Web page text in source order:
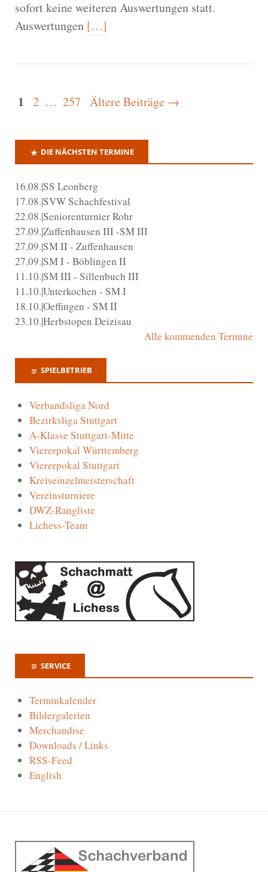
sofort keine weiteren Auswertungen statt.
Auswertungen […]
1 2 … 257 Ältere Beiträge →
DIE NÄCHSTEN TERMINE
16.08.|SS Leonberg
17.08.|SVW Schachfestival
22.08.|Seniorenturnier Rohr
27.09.|Zuffenhausen III -SM III
27.09.|SM II - Zuffenhausen
27.09.|SM I - Böblingen II
11.10.|SM III - Sillenbuch III
11.10.|Unterkochen - SM I
18.10.|Oeffingen - SM II
23.10.|Herbstopen Deizisau
Alle kommenden Termine
SPIELBETRIEB
Verbandsliga Nord
Bezirksliga Stuttgart
A-Klasse Stuttgart-Mitte
Viererpokal Württemberg
Viererpokal Stuttgart
Kreiseinzelmeisterschaft
Vereinsturniere
DWZ-Rangliste
Lichess-Team
SERVICE
Terminkalender
Bildergalerien
Merchandise
Downloads / Links
RSS-Feed
English